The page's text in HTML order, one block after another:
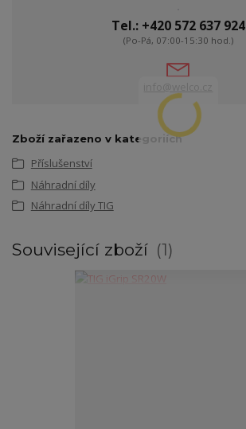
Tel.: +420 572 637 924
(Po-Pá, 07:00-15:30 hod.)
Zboží zařazeno v kategoriích
Příslušenství
Náhradní díly
Náhradní díly TIG
Související zboží 1